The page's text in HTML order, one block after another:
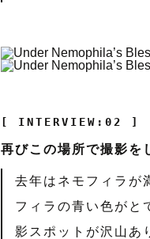
[ INTERVIEW:02 ]
再びこの場所で撮影を
去年はネモフィラが
フィラの青い色がと
影スポットが沢山あ